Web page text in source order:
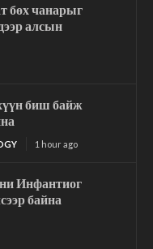
бөх чанарыг
алсын
биш байж
1 hour ago
Инфантиог
байна